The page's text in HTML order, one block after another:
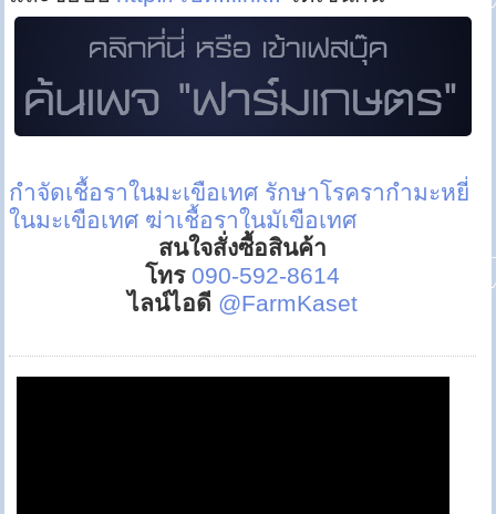
กำจัดเชื้อราในมะเขือเทศ รักษาโรครากำมะหยี่
ในมะเขือเทศ ฆ่าเชื้อราในมัเขือเทศ
สนใจสั่งซื้อสินค้า
โทร 090-592-8614
ไลน์ไอดี @FarmKaset